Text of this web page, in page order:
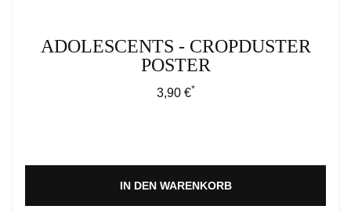
ADOLESCENTS - CROPDUSTER
POSTER
Regulärer Preis:
3,90 €*
IN DEN WARENKORB